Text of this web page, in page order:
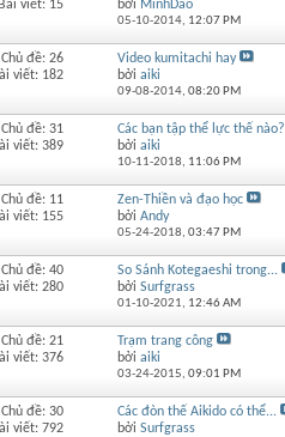
Bài viết: 15
bởi MinhDao
05-10-2014, 12:07 PM
Chủ đề: 26
viết: 182
Video kumitachi hay
bởi aiki
09-08-2014, 08:20 PM
Chủ đề: 31
viết: 389
Các bạn tập thể lực thế nào?
bởi aiki
10-11-2018, 11:06 PM
Chủ đề: 11
viết: 155
Zen-Thiền và đạo học
bởi Andy
05-24-2018, 03:47 PM
Chủ đề: 40
viết: 280
So Sánh Kotegaeshi trong...
bởi Surfgrass
01-10-2021, 12:46 AM
Chủ đề: 21
viết: 376
Trạm trang công
bởi aiki
03-24-2015, 09:01 PM
Chủ đề: 30
viết: 792
Các đòn thế Aikido có thể...
bởi Surfgrass